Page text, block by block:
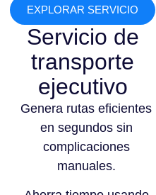
EXPLORAR SERVICIO
Servicio de
transporte
ejecutivo
Genera rutas eficientes
en segundos sin
complicaciones
manuales.